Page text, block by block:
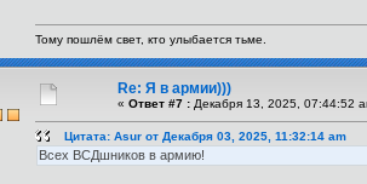
Тому пошлём свет, кто улыбается тьме.
Re: Я в армии)))
« Ответ #7 : Декабря 13, 2025, 07:44:52
Цитата: Asur от Декабря 03, 2025, 11:32:14 am
Всех ВСДшников в армию!